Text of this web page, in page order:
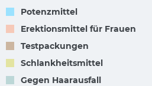
Potenzmittel
Erektionsmittel für Frauen
Testpackungen
Schlankheitsmittel
Gegen Haarausfall